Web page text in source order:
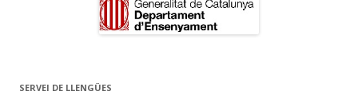
SERVEI DE LLENGÜES